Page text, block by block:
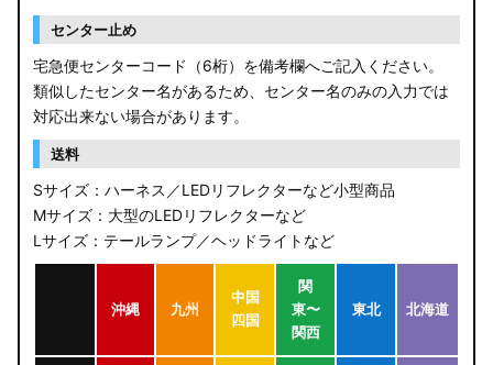
センター止め
宅急便センターコード（6桁）を備考欄へご記入ください。
類似したセンター名があるため、センター名のみの入力では
対応出来ない場合があります。
送料
Sサイズ：ハーネス／LEDリフレクターなど小型商品
Mサイズ：大型のLEDリフレクターなど
Lサイズ：テールランプ／ヘッドライトなど
沖縄 九州
中国
四国
関
東〜
関西
東北 北海道